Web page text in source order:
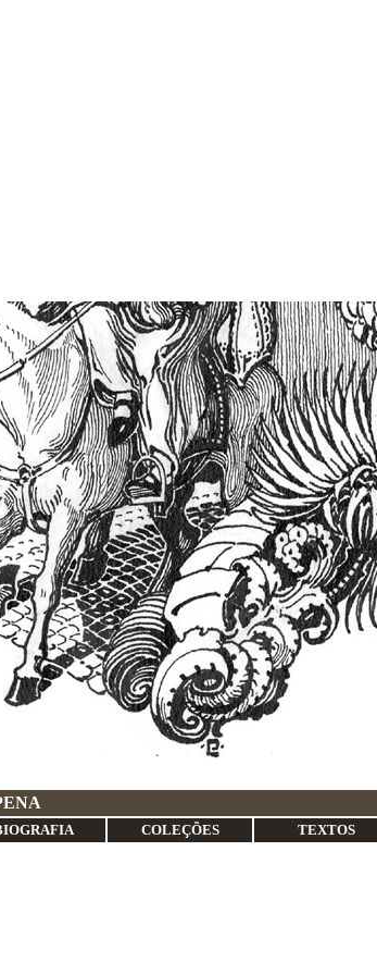
DE
COLEÇÕES TEXTOS